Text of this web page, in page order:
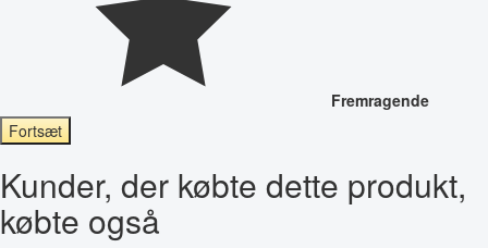
Fremragende
Fortsæt
Kunder, der købte dette produkt,
købte også